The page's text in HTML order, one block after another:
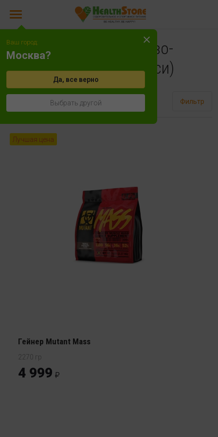
Гейнеры (Белково-
углеводные смеси)
Сортировать Фильтр
Лучшая цена
Гейнер Mutant Mass
2270 гр
4 999
Ваш город:
Москва?
Да, все верно
Выбрать другой